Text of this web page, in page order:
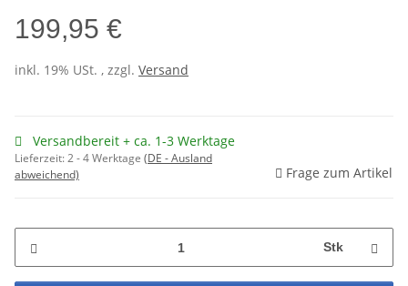
199,95 €
inkl. 19% USt. , zzgl. Versand
Versandbereit + ca. 1-3 Werktage
Lieferzeit:2 - 4 Werktage (DE - Ausland
abweichend)
Frage zum Artikel
Stk